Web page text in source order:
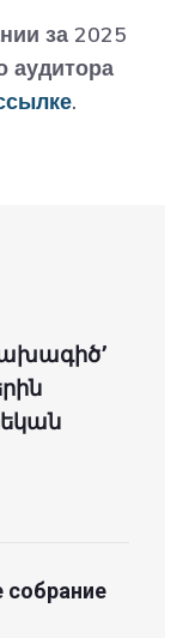
за 2025
аудитора
.